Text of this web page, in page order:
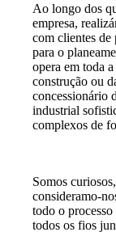
Ao longo dos
empresa,
com clientes de
para o
opera em toda
construção ou
concessionário
industrial
complexos de
Somos
consideramo-
todo o
todos os fios